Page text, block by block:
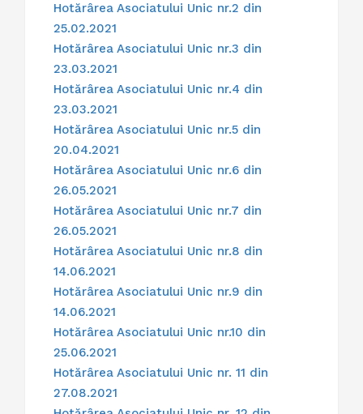
Hotărârea Asociatului Unic nr.2 din
25.02.2021
Hotărârea Asociatului Unic nr.3 din
23.03.2021
Hotărârea Asociatului Unic nr.4 din
23.03.2021
Hotărârea Asociatului Unic nr.5 din
20.04.2021
Hotărârea Asociatului Unic nr.6 din
26.05.2021
Hotărârea Asociatului Unic nr.7 din
26.05.2021
Hotărârea Asociatului Unic nr.8 din
14.06.2021
Hotărârea Asociatului Unic nr.9 din
14.06.2021
Hotărârea Asociatului Unic nr.10 din
25.06.2021
Hotărârea Asociatului Unic nr. 11 din
27.08.2021